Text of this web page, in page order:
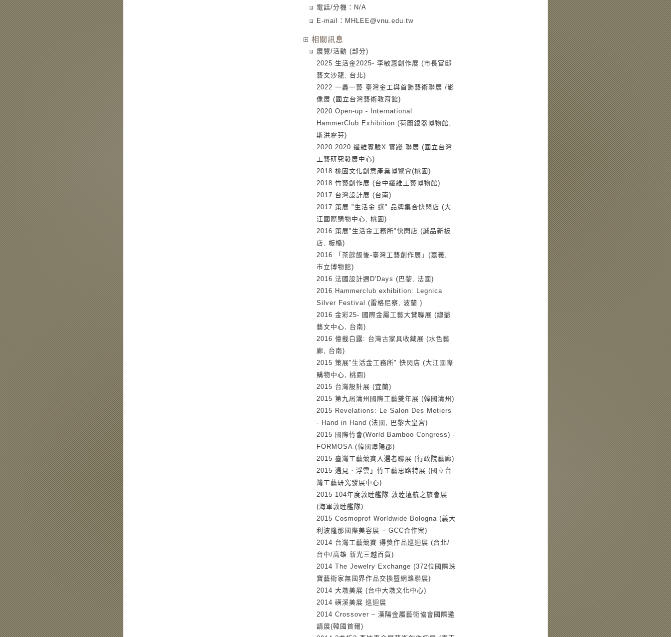
電話/分機：N/A
E-mail： MHLEE@vnu.edu.tw
相關訊息
展覽/活動 (部分)
2025 生活金2025- 李敏惠創作展 (市長官邸
藝文沙龍, 台北)
2022 一鑫一藝 臺灣金工與首飾藝術聯展 /影
像展 (國立台灣藝術教育館)
2020 Open-up - International
HammerClub Exhibition (荷蘭銀器博物館,
斯洪霍芬)
2020 2020 纖維實驗X 實踐 聯展 (國立台灣
工藝研究發展中心)
2018 桃園文化創意產業博覽會(桃園)
2018 竹藝創作展 (台中纖維工藝博物館)
2017 台灣設計展 (台南)
2017 策展 "生活金 選" 品牌集合快閃店 (大
江國際購物中心, 桃園)
2016 策展"生活金工務所"快閃店 (誠品新板
店, 板橋)
2016 「茶餘飯後-臺灣工藝創作展」(嘉義,
市立博物館)
2016 法國設計週D'Days (巴黎, 法國)
2016 Hammerclub exhibition: Legnica
Silver Festival (雷格尼察, 波蘭 )
2016 金彩25- 國際金屬工藝大賞聯展 (總爺
藝文中心, 台南)
2016 億載白露: 台灣古家具收藏展 (水色藝
廊, 台南)
2015 策展"生活金工務所" 快閃店 (大江國際
購物中心, 桃園)
2015 台灣設計展 (宜蘭)
2015 第九屆清州國際工藝雙年展 (韓國清州)
2015 Revelations: Le Salon Des Metiers
- Hand in Hand (法國, 巴黎大皇宮)
2015 國際竹會(World Bamboo Congress) -
FORMOSA (韓國潭陽郡)
2015 臺灣工藝競賽入選者聯展 (行政院藝廊)
2015 遇見．浮雲」竹工藝思路特展 (國立台
灣工藝研究發展中心)
2015 104年度敦睦艦隊 敦睦遠航之旅會展
(海軍敦睦艦隊)
2015 Cosmoprof Worldwide Bologna (義大
利波隆那國際美容展 – GCC合作案)
2014 台灣工藝競賽 得獎作品巡迴展 (台北/
台中/高雄 新光三越百貨)
2014 The Jewelry Exchange (372位國際珠
寶藝術家無國界作品交換暨網路聯展)
2014 大墩美展 (台中大墩文化中心)
2014 磺溪美展 巡迴展
2014 Crossover – 漢陽金屬藝術協會國際邀
請展(韓國首爾)